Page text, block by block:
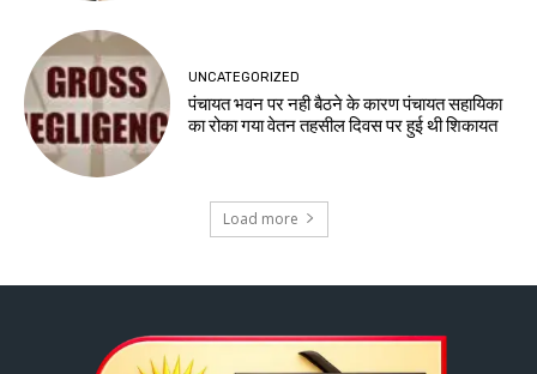
UNCATEGORIZED
पंचायत भवन पर नही बैठने के कारण पंचायत सहायिका
का रोका गया वेतन तहसील दिवस पर हुई थी शिकायत
Load more